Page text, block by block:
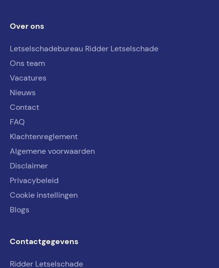
Over ons
Letselschadebureau Ridder Letselschade
Ons team
Vacatures
Nieuws
Contact
FAQ
Klachtenreglement
Algemene voorwaarden
Disclaimer
Privacybeleid
Cookie instellingen
Blogs
Contactgegevens
Ridder Letselschade